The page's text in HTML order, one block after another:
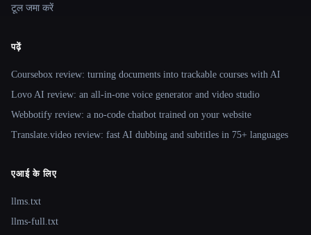
टूल जमा करें
पढ़ें
Coursebox review: turning documents into trackable courses with AI
Lovo AI review: an all-in-one voice generator and video studio
Webbotify review: a no-code chatbot trained on your website
Translate.video review: fast AI dubbing and subtitles in 75+ languages
एआई के लिए
llms.txt
llms-full.txt